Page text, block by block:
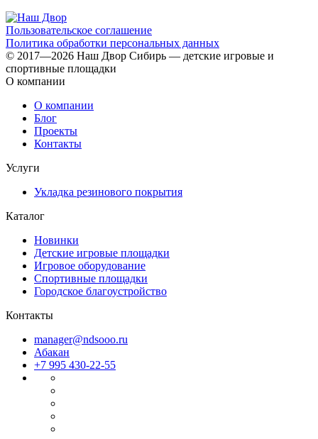
Пользовательское соглашение
Политика обработки персональных данных
© 2017—2026 Наш Двор Сибирь — детские игровые и
спортивные площадки
О компании
О компании
Блог
Проекты
Контакты
Услуги
Укладка резинового покрытия
Каталог
Новинки
Детские игровые площадки
Игровое оборудование
Спортивные площадки
Городское благоустройство
Контакты
manager@ndsooo.ru
Абакан
+7 995 430-22-55